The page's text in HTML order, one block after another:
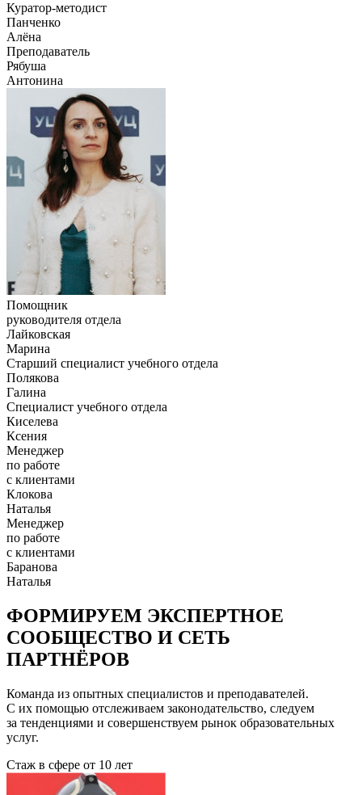
Куратор-методист
Панченко
Алёна
Преподаватель
Рябуша
Антонина
Помощник
руководителя отдела
Лайковская
Марина
Старший специалист учебного отдела
Полякова
Галина
Специалист учебного отдела
Киселева
Ксения
Менеджер
по работе
с клиентами
Клокова
Наталья
Менеджер
по работе
с клиентами
Баранова
Наталья
ФОРМИРУЕМ ЭКСПЕРТНОЕ
СООБЩЕСТВО И СЕТЬ
ПАРТНЁРОВ
Команда из опытных специалистов и преподавателей.
С их помощью отслеживаем законодательство, следуем
за тенденциями и совершенствуем рынок образовательных
услуг.
Стаж в сфере от 10 лет